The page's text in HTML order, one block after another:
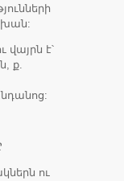
վայրն է՝
ք.
ու